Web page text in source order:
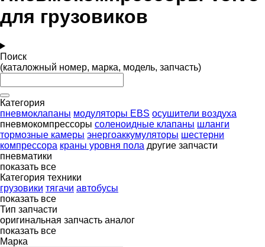
для грузовиков
Поиск
(каталожный номер, марка, модель, запчасть)
Категория
пневмоклапаны модуляторы EBS осушители воздуха
пневмокомпрессоры соленоидные клапаны шланги
тормозные камеры энергоаккумуляторы шестерни
компрессора краны уровня пола другие запчасти
пневматики
показать все
Категория техники
грузовики тягачи автобусы
показать все
Тип запчасти
оригинальная запчасть аналог
показать все
Марка